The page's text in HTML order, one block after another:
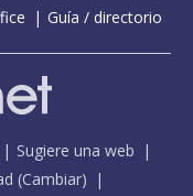
Guía / directorio
Sugiere una web
(Cambiar)